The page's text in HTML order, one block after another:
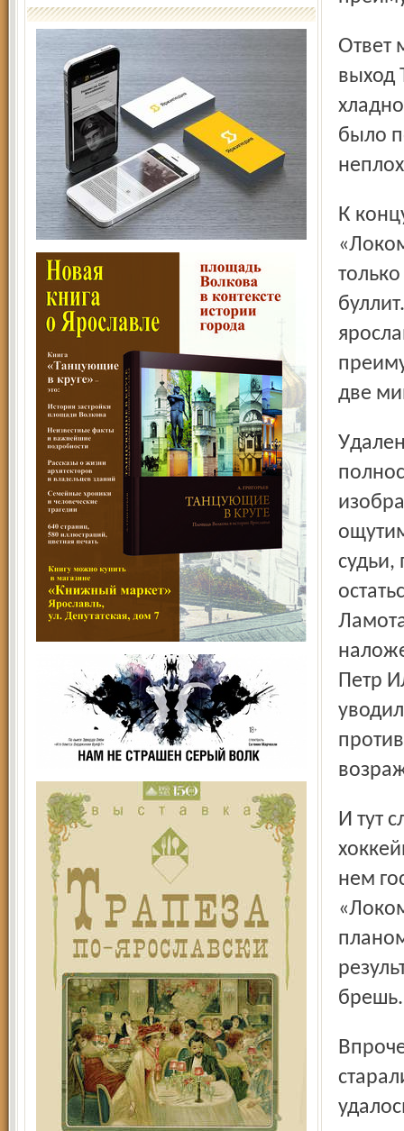
Ответ мог случиться на 8-й минуте, если бы не Маркканен:
выход
было
К концу периода преимущество перешло к
две
Удаление Красоткина в начале второго периода было
судьи,
Петр
И тут случилось то, чего должен был бояться весь
нем
брешь.
Впрочем, она оказалась и последней. Как наши ни